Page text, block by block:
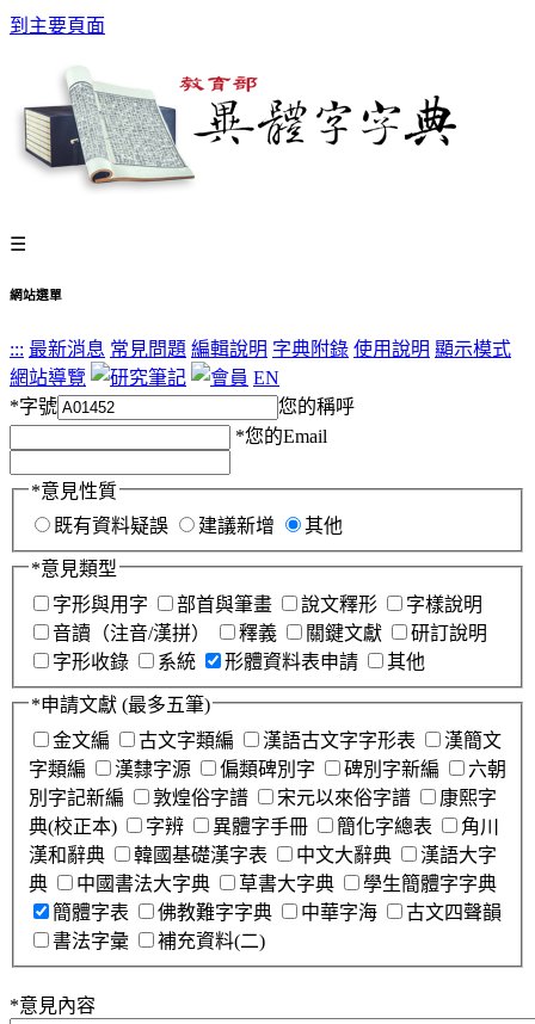
到主要頁面
☰
網站選單
::: 最新消息 常見問題 編輯說明 字典附錄 使用說明 顯示模式
網站導覽
EN
*字號
您的稱呼
*您的Email
*意見性質
既有資料疑誤
建議新增 其他
*意見類型
字形與用字
部首與筆畫 說文釋形
字樣說明
音讀（注音/漢拼）
釋義 關鍵文獻
研訂說明
字形收錄
系統 形體資料表申請 其他
*申請文獻 (最多五筆)
金文編
古文字類編 漢語古文字字形表
漢簡文
字類編
漢隸字源 偏類碑別字 碑別字新編
六朝
別字記新編
敦煌俗字譜 宋元以來俗字譜
康熙字
典(校正本)
字辨 異體字手冊 簡化字總表
角川
漢和辭典
韓國基礎漢字表 中文大辭典
漢語大字
典
中國書法大字典 草書大字典
學生簡體字字典
簡體字表
佛教難字字典 中華字海
古文四聲韻
書法字彙
補充資料(二)
*意見內容